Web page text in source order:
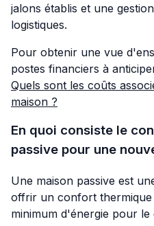
jalons établis et une
logistiques.
Pour obtenir une vue
postes financiers à
Quels sont les coûts
maison ?
En quoi consiste le
passive pour une
Une maison passive est
offrir un confort
minimum d'énergie pour